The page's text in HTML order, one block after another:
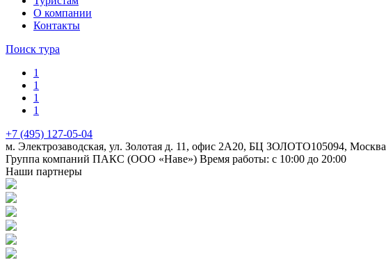
О компании
Контакты
Поиск тура
1
1
1
1
+7 (495) 127-05-04
м. Электрозаводская, ул. Золотая д. 11, офис 2А20, БЦ ЗОЛОТО105094, Москва
Группа компаний ПАКС (ООО «Наве») Время работы: с 10:00 до 20:00
Наши партнеры